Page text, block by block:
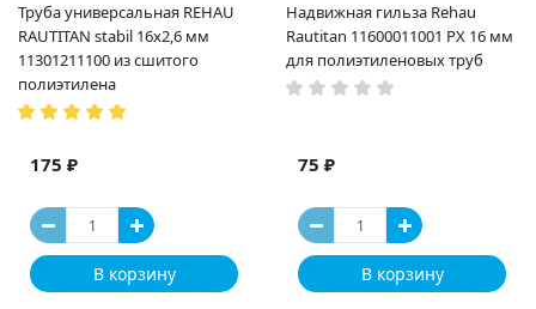
Труба универсальная REHAU
RAUTITAN stabil 16х2,6 мм
11301211100 из сшитого
полиэтилена
175 ₽
В корзину
Надвижная гильза Rehau
Rautitan 11600011001 PX 16 мм
для полиэтиленовых труб
75 ₽
В корзину